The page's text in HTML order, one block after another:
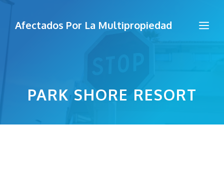
Afectados Por La Multipropiedad
PARK SHORE RESORT